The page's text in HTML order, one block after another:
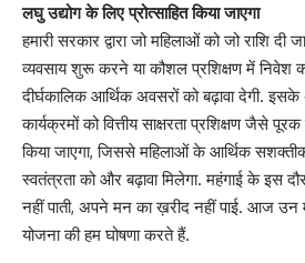
लघु उद्योग के लिए प्रोत्साहित किया जाएगा
हमारी सरकार द्वारा जो महिलाओं को जो राशि दी
व्यवसाय शुरू करने या कौशल प्रशिक्षण में निवेश
दीर्घकालिक आर्थिक अवसरों को बढ़ावा देगी.
कार्यक्रमों को वित्तीय साक्षरता प्रशिक्षण जैसे
किया जाएगा, जिससे महिलाओं के आर्थिक
स्वतंत्रता को और बढ़ावा मिलेगा. महंगाई के इस
नहीं पाती, अपने मन का ख़रीद नहीं पाई. आज उन
योजना की हम घोषणा करते हैं.